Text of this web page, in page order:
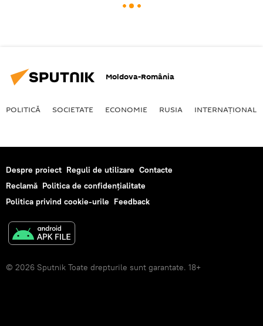
Moldova-România
POLITICĂ SOCIETATE ECONOMIE RUSIA INTERNAŢIONAL
Despre proiect Reguli de utilizare Contacte
Reclamă Politica de confidențialitate
Politica privind cookie-urile Feedback
© 2026 Sputnik Toate drepturile sunt garantate. 18+